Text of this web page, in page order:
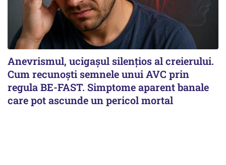
Anevrismul, ucigașul silențios al creierului.
Cum recunoști semnele unui AVC prin
regula BE-FAST. Simptome aparent banale
care pot ascunde un pericol mortal